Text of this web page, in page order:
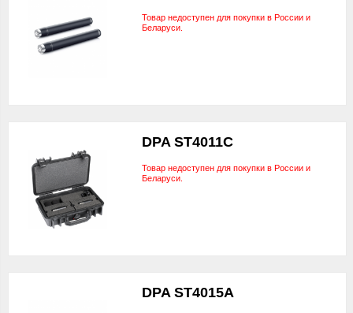
Товар недоступен для покупки в России и
Беларуси.
DPA ST4011C
Товар недоступен для покупки в России и
Беларуси.
DPA ST4015A